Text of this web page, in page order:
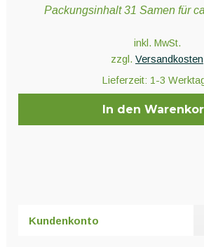
Packungsinhalt 31 Samen für
inkl. MwSt.
zzgl. Versandkosten
Lieferzeit: 1-3
In den
Kundenkonto